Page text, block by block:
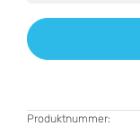
Produktnummer: